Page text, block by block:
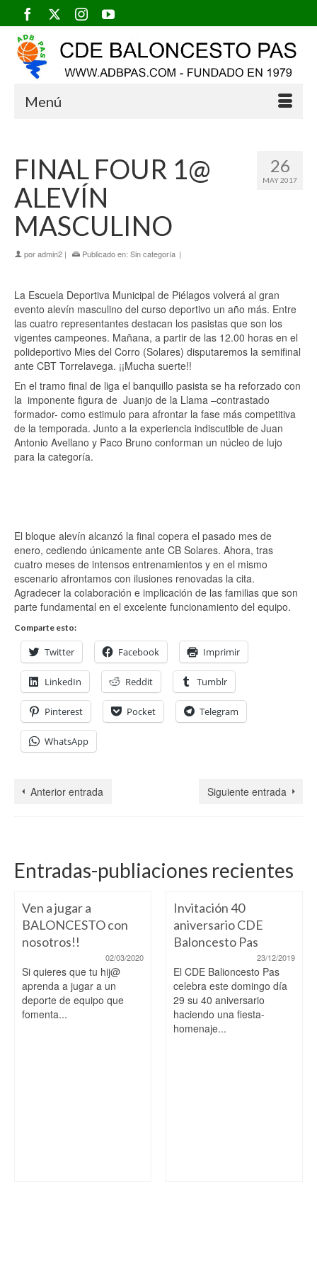
Menú
26
MAY 2017
FINAL FOUR 1@
ALEVÍN
MASCULINO
poradmin2 | Publicado en: Sin categoría |
La Escuela Deportiva Municipal de Piélagos volverá al gran
evento alevín masculino del curso deportivo un año más. Entre
las cuatro representantes destacan los pasistas que son los
vigentes campeones. Mañana, a partir de las 12.00 horas en el
polideportivo Mies del Corro (Solares) disputaremos la semifinal
ante CBT Torrelavega. ¡¡Mucha suerte!!
En el tramo final de liga el banquillo pasista se ha reforzado con
la imponente figura de Juanjo de la Llama –contrastado
formador- como estimulo para afrontar la fase más competitiva
de la temporada. Junto a la experiencia indiscutible de Juan
Antonio Avellano y Paco Bruno conforman un núcleo de lujo
para la categoría.
El bloque alevín alcanzó la final copera el pasado mes de
enero, cediendo únicamente ante CB Solares. Ahora, tras
cuatro meses de intensos entrenamientos y en el mismo
escenario afrontamos con ilusiones renovadas la cita.
Agradecer la colaboración e implicación de las familias que son
parte fundamental en el excelente funcionamiento del equipo.
Comparte esto:
Twitter Facebook Imprimir
LinkedIn Reddit Tumblr
Pinterest Pocket Telegram
WhatsApp
Anterior entrada Siguiente entrada
Entradas-publiaciones recientes
Ven a jugar a
BALONCESTO con
nosotros!!
02/03/2020
Si quieres que tu hij@
aprenda a jugar a un
deporte de equipo que
fomenta...
Invitación 40
aniversario CDE
Baloncesto Pas
23/12/2019
El CDE Balioncesto Pas
celebra este domingo día
29 su 40 aniversario
haciendo una fiesta-
homenaje...